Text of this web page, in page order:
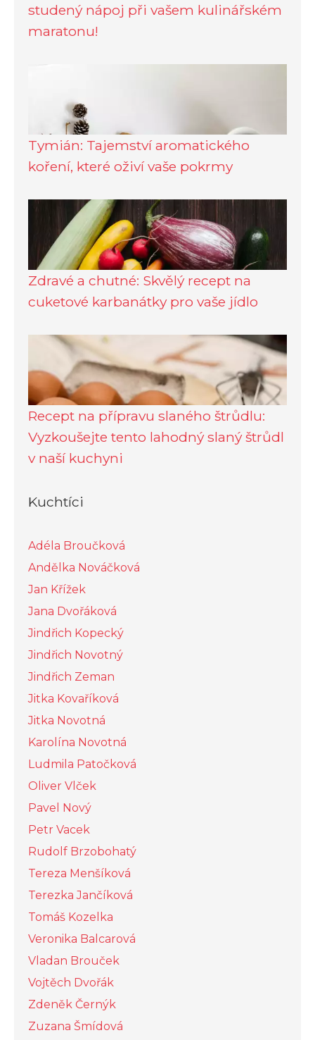
studený nápoj při vašem kulinářském
maratonu!
Tymián: Tajemství aromatického
koření, které oživí vaše pokrmy
Zdravé a chutné: Skvělý recept na
cuketové karbanátky pro vaše jídlo
Recept na přípravu slaného štrůdlu:
Vyzkoušejte tento lahodný slaný štrůdl
v naší kuchyni
Kuchtíci
Adéla Broučková
Andělka Nováčková
Jan Křížek
Jana Dvořáková
Jindřich Kopecký
Jindřich Novotný
Jindřich Zeman
Jitka Kovaříková
Jitka Novotná
Karolína Novotná
Ludmila Patočková
Oliver Vlček
Pavel Nový
Petr Vacek
Rudolf Brzobohatý
Tereza Menšíková
Terezka Jančíková
Tomáš Kozelka
Veronika Balcarová
Vladan Brouček
Vojtěch Dvořák
Zdeněk Černýk
Zuzana Šmídová